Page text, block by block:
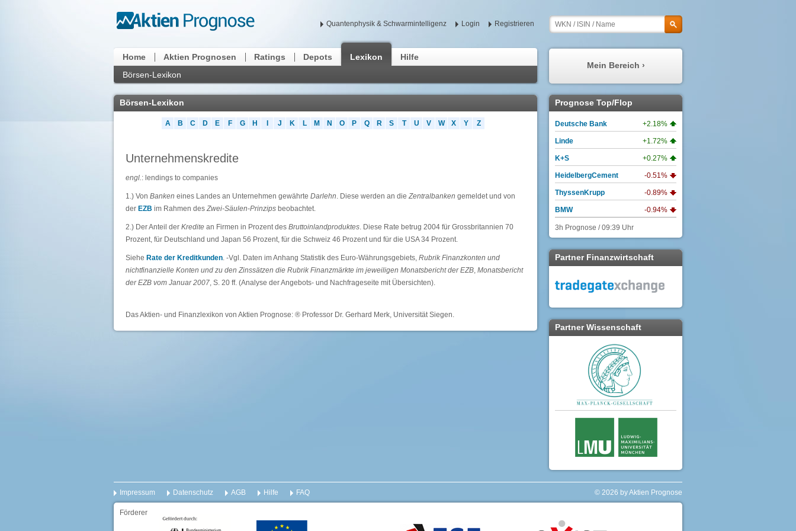
Quantenphysik & Schwarmintelligenz Login Registrieren
Home Aktien Prognosen Ratings Depots
Lexikon
Börsen-Lexikon
Hilfe
Mein Bereich ›
Meine Prognosen
Meine Watchlist
Mein Profil
Meine Nachrichten
Börsen-Lexikon
A B C D E F G H J K L M N O P Q R S T U V W X Y Z
Unternehmenskredite
engl.: lendings to companies
1.) Von Banken eines Landes an Unternehmen gewährte Darlehn. Diese werden an die Zentralbanken gemeldet und von
der EZB im Rahmen des Zwei-Säulen-Prinzips beobachtet.
2.) Der Anteil der Kredite an Firmen in Prozent des Bruttoinlandproduktes. Diese Rate betrug 2004 für Grossbritannien 70
Prozent, für Deutschland und Japan 56 Prozent, für die Schweiz 46 Prozent und für die USA 34 Prozent.
Siehe Rate der Kreditkunden. -Vgl. Daten im Anhang Statistik des Euro-Währungsgebiets, Rubrik Finanzkonten und
nichtfinanzielle Konten und zu den Zinssätzen die Rubrik Finanzmärkte im jeweiligen Monatsbericht der EZB, Monatsbericht
der EZB vom Januar 2007, S. 20 ff. (Analyse der Angebots- und Nachfrageseite mit Übersichten).
Das Aktien- und Finanzlexikon von Aktien Prognose: ® Professor Dr. Gerhard Merk, Universität Siegen.
Prognose Top/Flop
Deutsche Bank +2.18%
Linde +1.72%
K+S +0.27%
HeidelbergCement -0.51%
ThyssenKrupp -0.89%
BMW -0.94%
3h Prognose / 09:39 Uhr
Partner Finanzwirtschaft
Partner Wissenschaft
Impressum Datenschutz AGB Hilfe FAQ © 2026 by Aktien Prognose
Förderer